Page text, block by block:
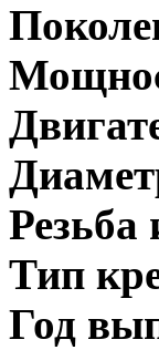
Тип
Год